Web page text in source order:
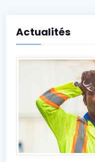
Actualités